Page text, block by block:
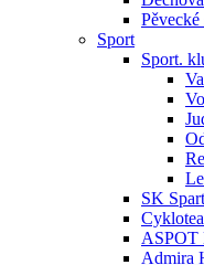
Sport
Sport.
SK
ASPOT
Admira